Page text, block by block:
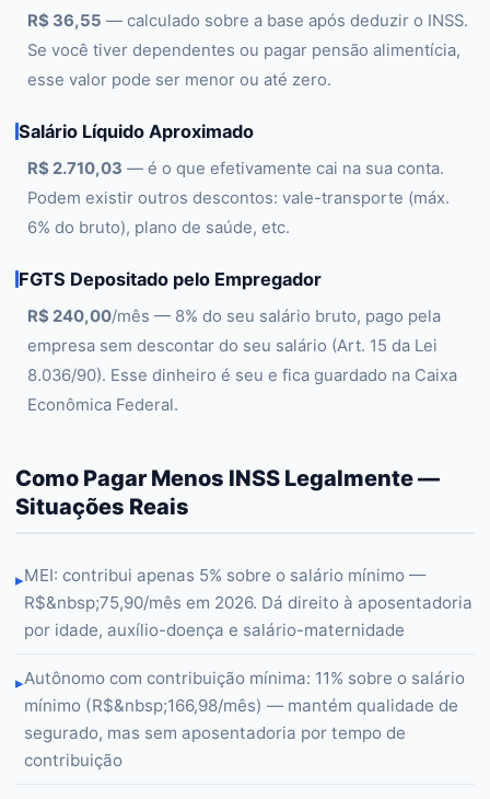
R$ 36,55 — calculado sobre a base após deduzir o INSS.
Se você tiver dependentes ou pagar pensão alimentícia,
esse valor pode ser menor ou até zero.
Salário Líquido Aproximado
R$ 2.710,03 — é o que efetivamente cai na sua conta.
Podem existir outros descontos: vale-transporte (máx.
6% do bruto), plano de saúde, etc.
FGTS Depositado pelo Empregador
R$ 240,00/mês — 8% do seu salário bruto, pago pela
empresa sem descontar do seu salário (Art. 15 da Lei
8.036/90). Esse dinheiro é seu e fica guardado na Caixa
Econômica Federal.
Como Pagar Menos INSS Legalmente —
Situações Reais
▸MEI: contribui apenas 5% sobre o salário mínimo —
R$&nbsp;75,90/mês em 2026. Dá direito à aposentadoria
por idade, auxílio-doença e salário-maternidade
▸Autônomo com contribuição mínima: 11% sobre o salário
mínimo (R$&nbsp;166,98/mês) — mantém qualidade de
segurado, mas sem aposentadoria por tempo de
contribuição